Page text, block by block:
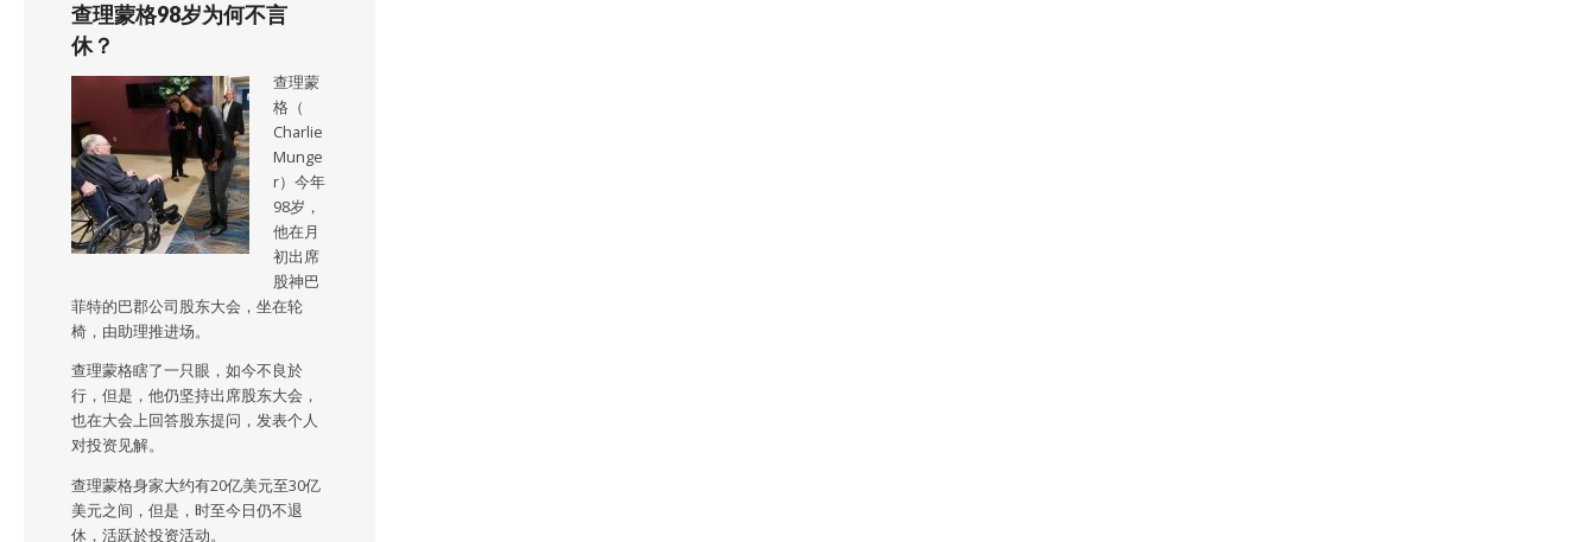
查理蒙格98岁为何不言
休？
查理蒙
格（
Charlie
Munge
r）今年
98岁，
他在月
初出席
股神巴
菲特的巴郡公司股东大会，坐在轮
椅，由助理推进场。
查理蒙格瞎了一只眼，如今不良於
行，但是，他仍坚持出席股东大会，
也在大会上回答股东提问，发表个人
对投资见解。
查理蒙格身家大约有20亿美元至30亿
美元之间，但是，时至今日仍不退
休，活跃於投资活动。